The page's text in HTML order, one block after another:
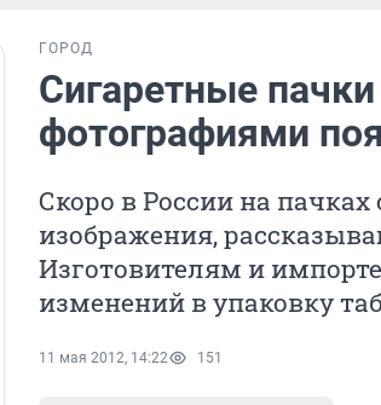
ГОРОД
Сигаретные
фотографиями
Скоро в России на пачках
изображения,
Изготовителям и
изменений в упаковку
11 мая 2012, 14:22 151